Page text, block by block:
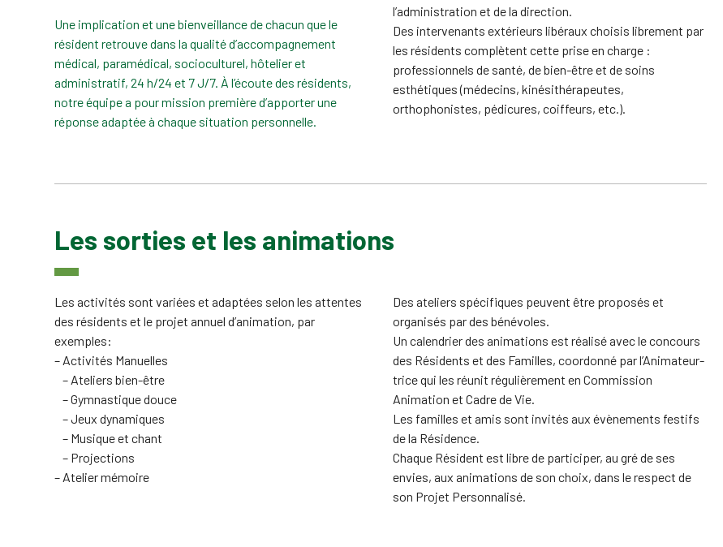
Une implication et une bienveillance de chacun que le
résident retrouve dans la qualité d’accompagnement
médical, paramédical, socioculturel, hôtelier et
administratif, 24 h/24 et 7 J/7. À l’écoute des résidents,
notre équipe a pour mission première d’apporter une
réponse adaptée à chaque situation personnelle.
l’administration et de la direction.
Des intervenants extérieurs libéraux choisis librement par
les résidents complètent cette prise en charge :
professionnels de santé, de bien-être et de soins
esthétiques (médecins, kinésithérapeutes,
orthophonistes, pédicures, coiffeurs, etc.).
Les sorties et les animations
Les activités sont variées et adaptées selon les attentes
des résidents et le projet annuel d’animation, par
exemples:
– Activités Manuelles
– Ateliers bien-être
– Gymnastique douce
– Jeux dynamiques
– Musique et chant
– Projections
– Atelier mémoire
Des ateliers spécifiques peuvent être proposés et
organisés par des bénévoles.
Un calendrier des animations est réalisé avec le concours
des Résidents et des Familles, coordonné par l’Animateur-
trice qui les réunit régulièrement en Commission
Animation et Cadre de Vie.
Les familles et amis sont invités aux évènements festifs
de la Résidence.
Chaque Résident est libre de participer, au gré de ses
envies, aux animations de son choix, dans le respect de
son Projet Personnalisé.